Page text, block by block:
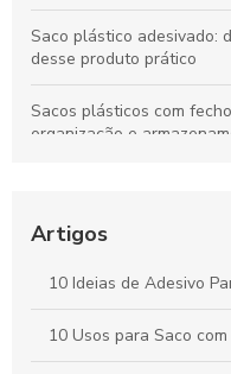
Saco plástico adesivado:
desse produto prático
Sacos plásticos com
organização e
Transformam sua Marca
Saco com aba adesiva é
armazenamento e
Artigos
10 Ideias de Adesivo
10 Usos para Saco